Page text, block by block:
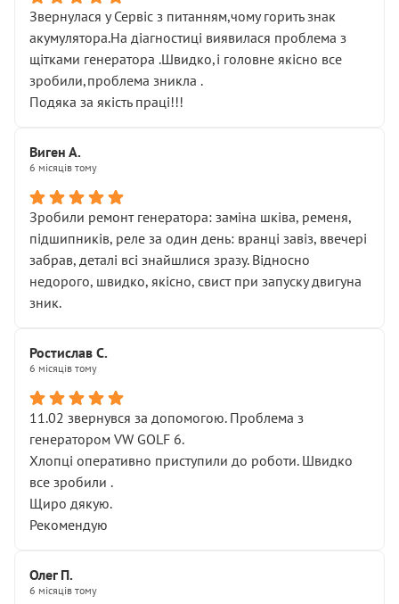
Звернулася у Сервіс з питанням,чому горить знак
акумулятора.На діагностиці виявилася проблема з
щітками генератора .Швидко,і головне якісно все
зробили,проблема зникла .
Подяка за якість праці!!!
Виген А.
6 місяців тому
Зробили ремонт генератора: заміна шківа, ременя,
підшипників, реле за один день: вранці завіз, ввечері
забрав, деталі всі знайшлися зразу. Відносно
недорого, швидко, якісно, свист при запуску двигуна
зник.
Ростислав С.
6 місяців тому
11.02 звернувся за допомогою. Проблема з
генератором VW GOLF 6.
Хлопці оперативно приступили до роботи. Швидко
все зробили .
Щиро дякую.
Рекомендую
Олег П.
6 місяців тому